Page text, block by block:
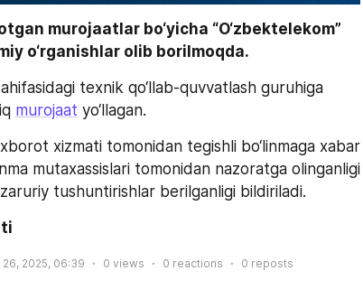
murojaatlar bo‘yicha “O‘zbektelekom”
o‘rganishlar olib borilmoqda.
texnik qo‘llab-quvvatlash guruhiga
murojaat yo‘llagan.
xizmati tomonidan tegishli bo‘linmaga xabar
mutaxassislari tomonidan nazoratga olinganligi
tushuntirishlar berilganligi bildiriladi.
2025, 06:39 0 views 0 reactions 0 reposts